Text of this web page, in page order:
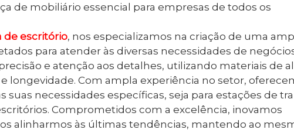
de mobiliário essencial para empresas de todos os
de escritório, nos especializamos na criação de uma
para atender às diversas necessidades de
e atenção aos detalhes, utilizando materiais de
longevidade. Com ampla experiência no setor,
suas necessidades específicas, seja para estações de
Comprometidos com a excelência, inovamos
alinharmos às últimas tendências, mantendo ao